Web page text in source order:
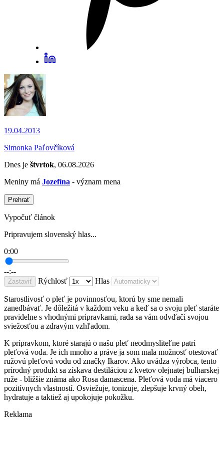
19.04.2013
Simonka Paľovčíková
Dnes je štvrtok, 06.08.2026
Meniny má Jozefína - význam mena
Prehrať
Vypočuť článok
Pripravujem slovenský hlas...
0:00
--:--
Zastaviť Rýchlosť Hlas
Starostlivosť o pleť je povinnosťou, ktorú by sme nemali
zanedbávať. Je dôležitá v každom veku a keď sa o svoju pleť staráte
pravidelne s vhodnými prípravkami, rada sa vám odvďačí svojou
sviežosťou a zdravým vzhľadom.
K prípravkom, ktoré starajú o našu pleť neodmysliteľne patrí
pleťová voda. Je ich mnoho a práve ja som mala možnosť otestovať
ružovú pleťovú vodu od značky Ikarov. Ako uvádza výrobca, tento
prírodný produkt sa získava destiláciou z kvetov olejnatej bulharskej
ruže - bližšie známa ako Rosa damascena. Pleťová voda má viacero
pozitívnych vlastností. Osviežuje, tonizuje, zlepšuje krvný obeh,
hydratuje a taktiež aj upokojuje pokožku.
Reklama